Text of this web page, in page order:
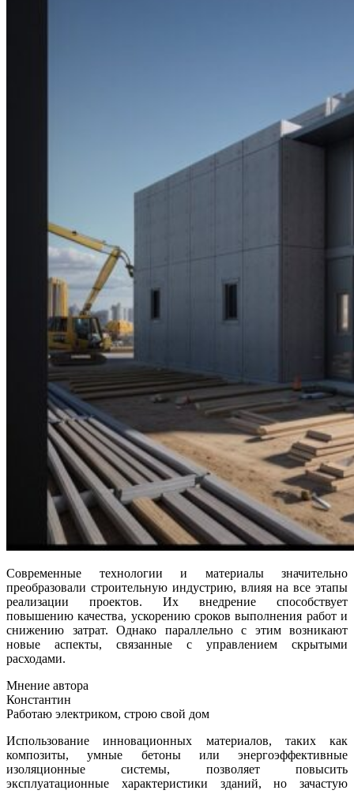
Современные технологии и материалы значительно
преобразовали строительную индустрию, влияя на все этапы
реализации проектов. Их внедрение способствует
повышению качества, ускорению сроков выполнения работ и
снижению затрат. Однако параллельно с этим возникают
новые аспекты, связанные с управлением скрытыми
расходами.
Мнение автора
Константин
Работаю электриком, строю свой дом
Использование инновационных материалов, таких как
композиты, умные бетоны или энергоэффективные
изоляционные системы, позволяет повысить
эксплуатационные характеристики зданий, но зачастую